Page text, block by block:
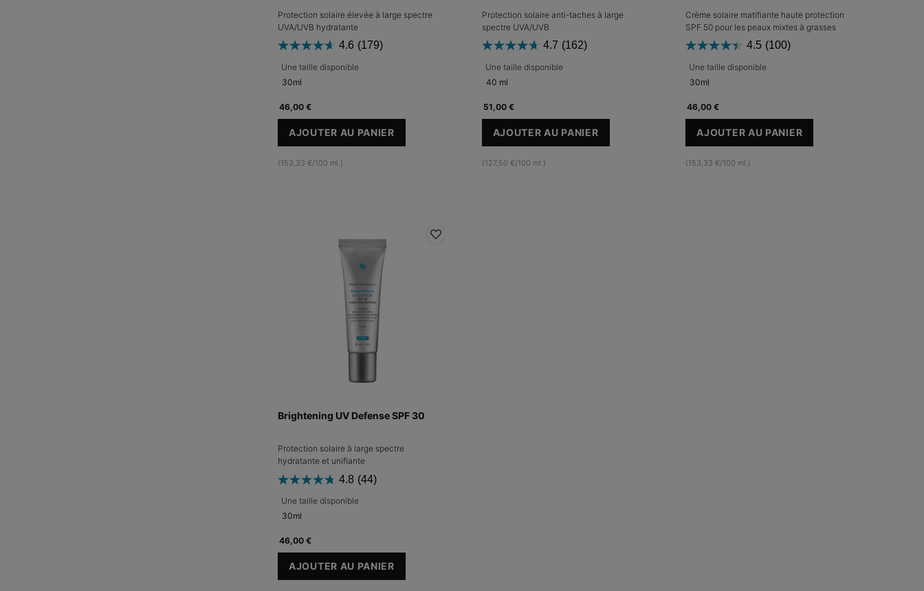
Protection solaire élevée à large spectre
UVA/UVB hydratante
4.6 (179)
Une taille disponible
30ml
46,00 €
AJOUTER AU PANIER
ULTRA FACIAL DEFENSE SPF 50
(153,33 €/100 ml.)
Protection solaire anti-taches à large
spectre UVA/UVB
4.7 (162)
Une taille disponible
40 ml
51,00 €
AJOUTER AU PANIER
ADVANCED BRIGHTENING UV DEFENSE SUNSCREEN SPF 50
(127,50 €/100 ml.)
Crème solaire matifiante haute protection
SPF 50 pour les peaux mixtes à grasses
4.5 (100)
Une taille disponible
30ml
46,00 €
AJOUTER AU PANIER
OIL SHIELD UV DEFENSE SPF 50
(153,33 €/100 ml.)
Brightening UV Defense SPF 30
Protection solaire à large spectre
hydratante et unifiante
4.8 (44)
Une taille disponible
30ml
46,00 €
AJOUTER AU PANIER
BRIGHTENING UV DEFENSE SPF 30